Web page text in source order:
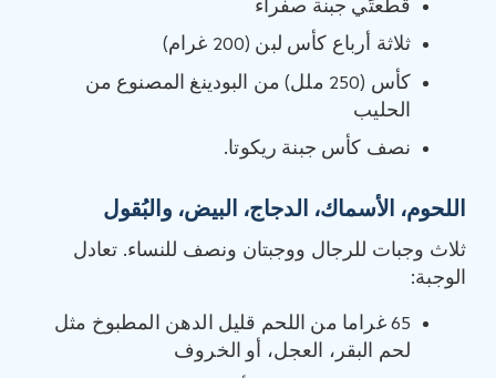
قطعتَي جبنة صفراء
ثلاثة أرباع كأس لبن (200 غرام)
كأس (250 ملل) من البودينغ المصنوع من
الحليب
نصف كأس جبنة ريكوتا.
اللحوم، الأسماك، الدجاج، البيض، والبُقول
ثلاث وجبات للرجال ووجبتان ونصف للنساء. تعادل
الوجبة:
65 غراما من اللحم قليل الدهن المطبوخ مثل
لحم البقر، العجل، أو الخروف